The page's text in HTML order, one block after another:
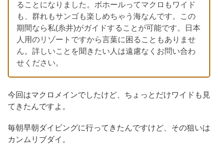
ることになりました。ボホールってマクロもワイド
も、群れもサンゴも楽しめちゃう海なんです。この
期間なら私(糸井)がガイドすることが可能です。日本
人用のリゾートですから言葉に困ることもありませ
ん。詳しいことを聞きたい人は遠慮なくお問い合わ
せください。
今回はマクロメインでしたけど、ちょっとだけワイドも見
てきたんですよ。
毎朝早朝ダイビングに行ってきたんですけど、その狙いは
カンムリブダイ。